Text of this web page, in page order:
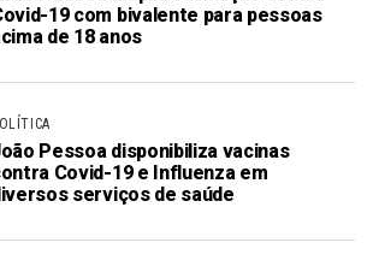
19 com bivalente para pessoas
de 18 anos
Pessoa disponibiliza vacinas
Covid-19 e Influenza em
serviços de saúde